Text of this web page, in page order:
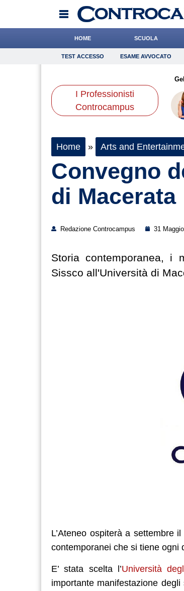
HOME SCUOLA
TEST ACCESSO Esame Avvocato
Scienze
TEST ACCESSO ESAME AVVOCATO
I Professionisti
Controcampus
Home » Arts and
Convegno
di Macerata
Redazione Controcampus 31
Storia contemporanea, i
Sissco all'Università di
L’Ateneo ospiterà a settembre
contemporanei che si tiene ogni
E’ stata scelta l’Università
importante manifestazione